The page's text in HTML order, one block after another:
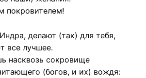
покровителем!
делают (так) для тебя,
все лучшее.
насквозь сокровище
(богов, и их) вождя: